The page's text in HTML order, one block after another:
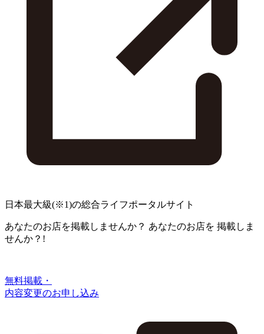
日本最大級(※1)の総合ライフポータルサイト
あなたのお店を掲載しませんか？ あなたのお店を 掲載しま
せんか？!
無料掲載・
内容変更のお申し込み